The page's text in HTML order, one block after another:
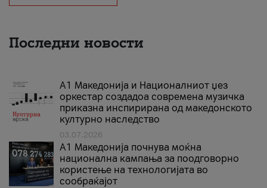
Последни новости
А1 Македонија и Националниот џез
оркестар создадоа современа музичка
приказна инспирирана од македонското
културно наследство
03.07.2026
A1 Македонија почнува моќна
национална кампања за поодговорно
користење на технологијата во
сообраќајот